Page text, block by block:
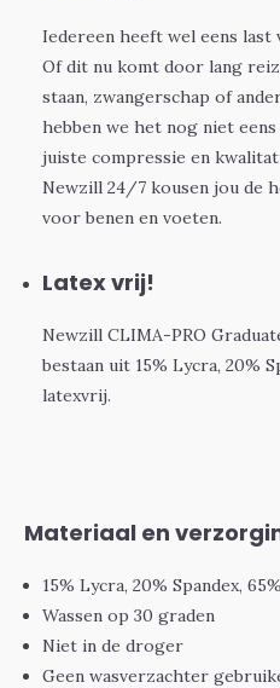
Iedereen heeft wel eens
Of dit nu komt door lang
staan, zwangerschap of
hebben we het nog niet
juiste compressie en
Newzill 24/7 kousen jou de
voor benen en voeten.
Latex vrij!
Newzill CLIMA-PRO
bestaan uit 15% Lycra, 20%
latexvrij.
Materiaal en
15% Lycra, 20% Spandex,
Wassen op 30 graden
Niet in de droger
Geen wasverzachter